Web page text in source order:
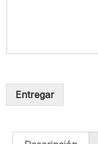
Entregar